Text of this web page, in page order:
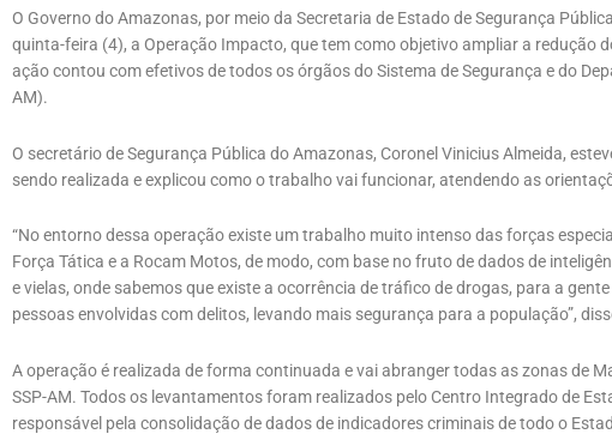
O Governo do Amazonas, por meio da Secretaria de Estado de Segurança
quinta-feira (4), a Operação Impacto, que tem como objetivo ampliar a redução
ação contou com efetivos de todos os órgãos do Sistema de Segurança e do
AM).
O secretário de Segurança Pública do Amazonas, Coronel Vinicius Almeida,
sendo realizada e explicou como o trabalho vai funcionar, atendendo as
“No entorno dessa operação existe um trabalho muito intenso das forças
Força Tática e a Rocam Motos, de modo, com base no fruto de dados de
e vielas, onde sabemos que existe a ocorrência de tráfico de drogas, para a
pessoas envolvidas com delitos, levando mais segurança para a população”,
A operação é realizada de forma continuada e vai abranger todas as zonas de
SSP-AM. Todos os levantamentos foram realizados pelo Centro Integrado de
responsável pela consolidação de dados de indicadores criminais de todo o